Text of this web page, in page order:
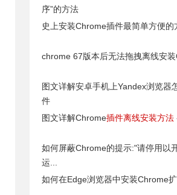
序”的方法
史上安装Chrome插件最简单方便的
chrome 67版本后无法拖拽离线安装
图文详解安卓手机上Yandex浏览器
件
图文详解Chrome插件离线安装方法
如何屏蔽Chrome的提示:"请停用以
运...
如何在Edge浏览器中安装Chrome扩